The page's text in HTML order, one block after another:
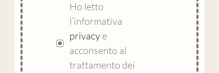
Ho letto
l’informativa
privacy e
acconsento al
trattamento dei